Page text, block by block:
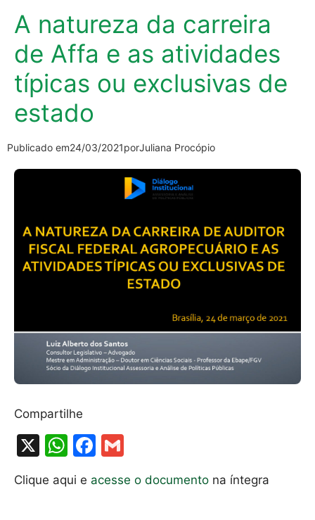
A natureza da carreira
de Affa e as atividades
típicas ou exclusivas de
estado
Publicado em24/03/2021porJuliana Procópio
Compartilhe
X
W
h
at
F
c ai
Clique aqui e acesse o documento na íntegra